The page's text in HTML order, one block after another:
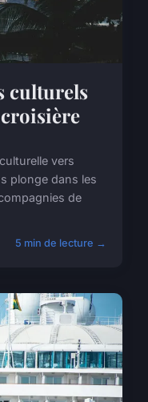
culturels
vers
plonge dans les
de
5 min de lecture →